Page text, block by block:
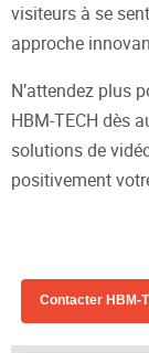
visiteurs à se
approche
N’attendez plus
HBM-TECH dès
solutions de
positivement
Contacter HBM-